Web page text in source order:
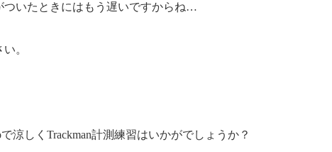
ついたときにはもう遅いですからね…
。
涼しくTrackman計測練習はいかがでしょうか？